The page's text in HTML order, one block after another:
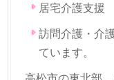
居宅介護支援
訪問介護・介
ています。